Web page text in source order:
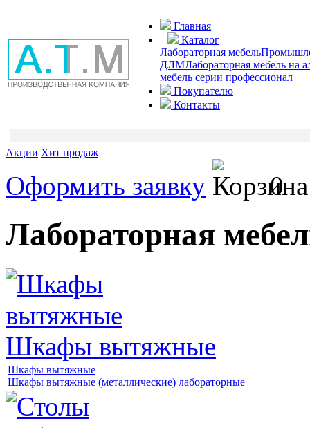
Главная
Каталог
Лабораторная мебель
ДЛМЛабораторная мебель на
мебель серии профессионал
Покупателю
Контакты
Акции Хит продаж
Оформить заявку 0
Лабораторная
Шкафы вытяжные
Шкафы вытяжные
Шкафы вытяжные (металлические) лабораторные